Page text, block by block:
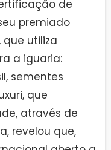
de
premiado
utiliza
a iguaria:
sementes
que
através de
revelou que,